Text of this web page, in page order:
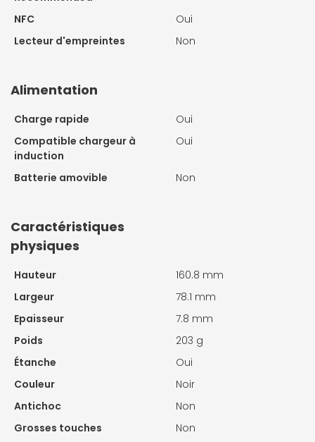
NFC
Oui
Lecteur d'empreintes
Non
Alimentation
Charge rapide
Oui
Compatible chargeur à
induction
Oui
Batterie amovible Non
Caractéristiques
physiques
Hauteur
160.8 mm
Largeur
78.1 mm
Epaisseur
7.8 mm
Poids
203 g
Étanche
Oui
Couleur
Noir
Antichoc
Non
Grosses touches
Non